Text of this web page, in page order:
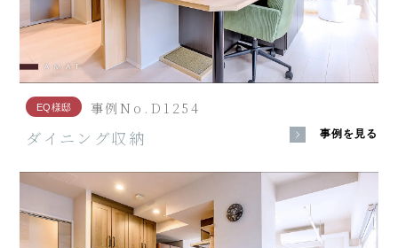
EQ様邸 事例No.D1254
ダイニング収納 事例を見る